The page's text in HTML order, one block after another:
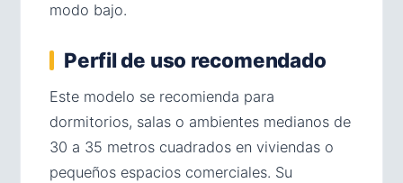
modo bajo.
Perfil de uso recomendado
Este modelo se recomienda para
dormitorios, salas o ambientes medianos de
30 a 35 metros cuadrados en viviendas o
pequeños espacios comerciales. Su